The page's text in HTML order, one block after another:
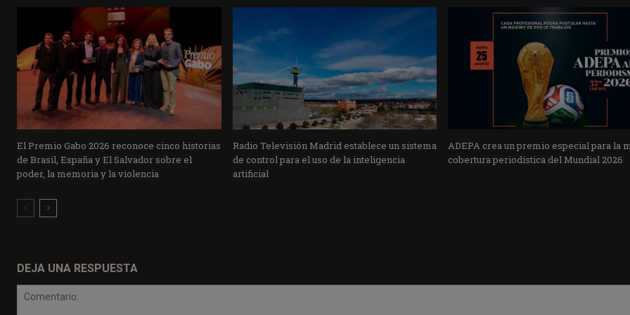
El Premio Gabo 2026 reconoce cinco historias
de Brasil, España y El Salvador sobre el
poder, la memoria y la violencia
Radio Televisión Madrid establece un sistema
de control para el uso de la inteligencia
artificial
ADEPA crea un premio especial para la
cobertura periodística del Mundial 2026
DEJA UNA RESPUESTA